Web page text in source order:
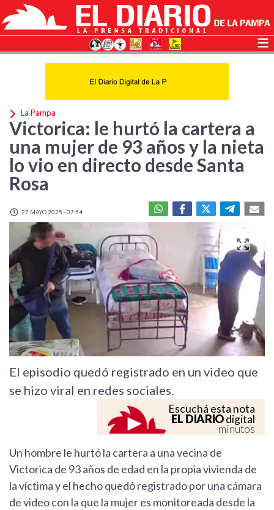
La Pampa
Victorica: le hurtó la cartera a
una mujer de 93 años y la nieta
lo vio en directo desde Santa
Rosa
27 MAYO 2025 - 07:54
El episodio quedó registrado en un video que
se hizo viral en redes sociales.
Escuchá esta nota
EL DIARIOdigital
minutos
Un hombre le hurtó la cartera a una vecina de
Victorica de 93 años de edad en la propia vivienda de
la víctima y el hecho quedó registrado por una cámara
de video con la que la mujer es monitoreada desde la